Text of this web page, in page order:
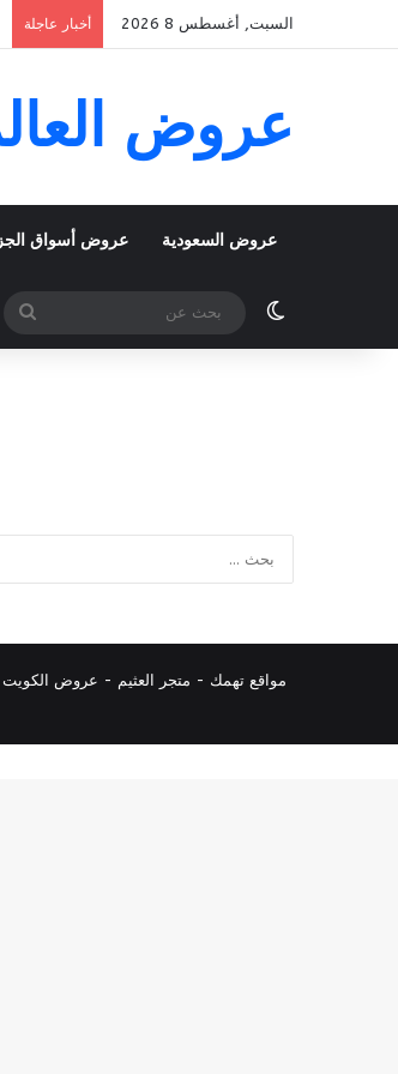
السبت, أغسطس 8 2026 أخبار عاجلة
عروض
عروض السعودية عروض أسواق
الوضع المظلم
مواقع تهمك - متجر العثيم - عروض الكويت